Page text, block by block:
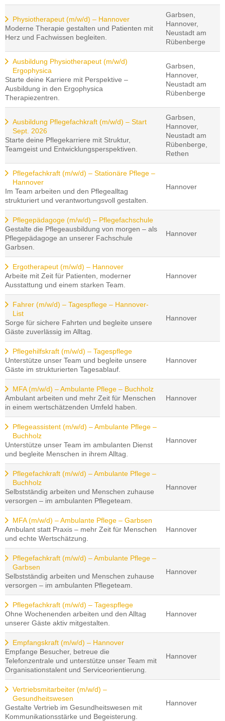
Physiotherapeut (m/w/d) – Hannover
Moderne Therapie gestalten und Patienten mit
Herz und Fachwissen begleiten.
Garbsen,
Hannover,
Neustadt am
Rübenberge
Ausbildung Physiotherapeut (m/w/d)
Ergophysica
Starte deine Karriere mit Perspektive –
Ausbildung in den Ergophysica
Therapiezentren.
Garbsen,
Hannover,
Neustadt am
Rübenberge
Ausbildung Pflegefachkraft (m/w/d) – Start
Sept. 2026
Starte deine Pflegekarriere mit Struktur,
Teamgeist und Entwicklungsperspektiven.
Garbsen,
Hannover,
Neustadt am
Rübenberge,
Rethen
Pflegefachkraft (m/w/d) – Stationäre Pflege –
Hannover
Im Team arbeiten und den Pflegealltag
strukturiert und verantwortungsvoll gestalten.
Hannover
Pflegepädagoge (m/w/d) – Pflegefachschule
Gestalte die Pflegeausbildung von morgen – als
Pflegepädagoge an unserer Fachschule
Garbsen.
Hannover
Ergotherapeut (m/w/d) – Hannover
Arbeite mit Zeit für Patienten, moderner
Ausstattung und einem starken Team.
Hannover
Fahrer (m/w/d) – Tagespflege – Hannover-
List
Sorge für sichere Fahrten und begleite unsere
Gäste zuverlässig im Alltag.
Hannover
Pflegehilfskraft (m/w/d) – Tagespflege
Unterstütze unser Team und begleite unsere
Gäste im strukturierten Tagesablauf.
Hannover
MFA (m/w/d) – Ambulante Pflege – Buchholz
Ambulant arbeiten und mehr Zeit für Menschen
in einem wertschätzenden Umfeld haben.
Hannover
Pflegeassistent (m/w/d) – Ambulante Pflege –
Buchholz
Unterstütze unser Team im ambulanten Dienst
und begleite Menschen in ihrem Alltag.
Hannover
Pflegefachkraft (m/w/d) – Ambulante Pflege –
Buchholz
Selbstständig arbeiten und Menschen zuhause
versorgen – im ambulanten Pflegeteam.
Hannover
MFA (m/w/d) – Ambulante Pflege – Garbsen
Ambulant statt Praxis – mehr Zeit für Menschen
und echte Wertschätzung.
Hannover
Pflegefachkraft (m/w/d) – Ambulante Pflege –
Garbsen
Selbstständig arbeiten und Menschen zuhause
versorgen – im ambulanten Pflegeteam.
Hannover
Pflegefachkraft (m/w/d) – Tagespflege
Ohne Wochenenden arbeiten und den Alltag
unserer Gäste aktiv mitgestalten.
Hannover
Empfangskraft (m/w/d) – Hannover
Empfange Besucher, betreue die
Telefonzentrale und unterstütze unser Team mit
Organisationstalent und Serviceorientierung.
Hannover
Vertriebsmitarbeiter (m/w/d) –
Gesundheitswesen
Gestalte Vertrieb im Gesundheitswesen mit
Kommunikationsstärke und Begeisterung.
Hannover